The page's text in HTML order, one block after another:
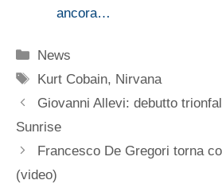
ancora…
Categorie
News
Tag
Kurt Cobain, Nirvana
Giovanni Allevi: debutto
Sunrise
Francesco De Gregori torna
(video)